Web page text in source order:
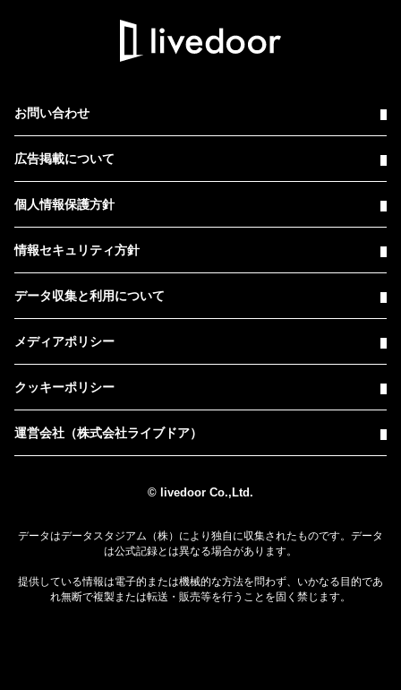
お問い合わせ
広告掲載について
個人情報保護方針
情報セキュリティ方針
データ収集と利用について
メディアポリシー
クッキーポリシー
運営会社（株式会社ライブドア）
© livedoor Co.,Ltd.
データはデータスタジアム（株）により独自に収集されたものです。データ
は公式記録とは異なる場合があります。
提供している情報は電子的または機械的な方法を問わず、いかなる目的であ
れ無断で複製または転送・販売等を行うことを固く禁じます。